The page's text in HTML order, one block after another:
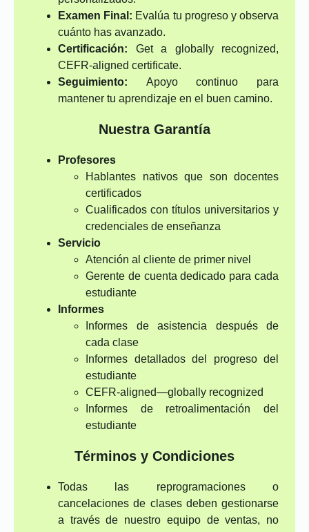
Examen Final: Evalúa tu progreso y observa
cuánto has avanzado.
Certificación: Get a globally recognized,
CEFR-aligned certificate.
Seguimiento: Apoyo continuo para
mantener tu aprendizaje en el buen camino.
Nuestra Garantía
Profesores
Hablantes nativos que son docentes
certificados
Cualificados con títulos universitarios y
credenciales de enseñanza
Servicio
Atención al cliente de primer nivel
Gerente de cuenta dedicado para cada
estudiante
Informes
Informes de asistencia después de
cada clase
Informes detallados del progreso del
estudiante
CEFR-aligned—globally recognized
Informes de retroalimentación del
estudiante
Términos y Condiciones
Todas las reprogramaciones o
cancelaciones de clases deben gestionarse
a través de nuestro equipo de ventas, no